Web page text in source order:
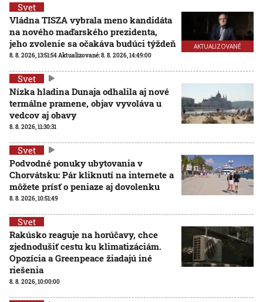
AKTUALIZOVANÉ
Svet
Vládna TISZA vybrala meno kandidáta
na nového maďarského prezidenta,
jeho zvolenie sa očakáva budúci týždeň
8. 8. 2026, 13:51:54Aktualizované:8. 8. 2026, 14:49:00
Svet
Nízka hladina Dunaja odhalila aj nové
termálne pramene, objav vyvoláva u
vedcov aj obavy
8. 8. 2026, 11:30:31
Svet
Podvodné ponuky ubytovania v
Chorvátsku: Pár kliknutí na internete a
môžete prísť o peniaze aj dovolenku
8. 8. 2026, 10:51:49
Svet
Rakúsko reaguje na horúčavy, chce
zjednodušiť cestu ku klimatizáciám.
Opozícia a Greenpeace žiadajú iné
riešenia
8. 8. 2026, 10:00:00